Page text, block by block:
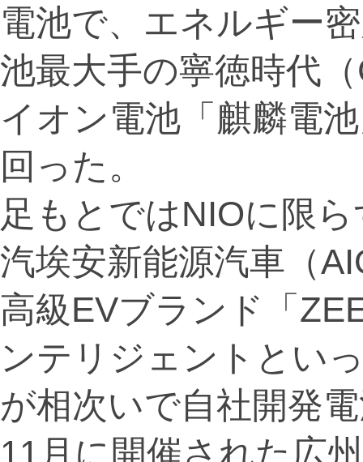
電池で、エネルギー
池最大手の寧徳時代
イオン電池「麒麟電
回った。
足もとではNIOに限
汽埃安新能源汽車（
高級EVブランド「
ンテリジェントとい
が相次いで自社開発
11月に開催された広